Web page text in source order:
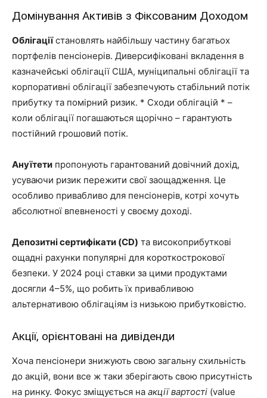
Домінування Активів з Фіксованим Доходом
Облігаціїстановлять найбільшу частину багатьох
портфелів пенсіонерів. Диверсифіковані вкладення в
казначейські облігації США, муніципальні облігації та
корпоративні облігації забезпечують стабільний потік
прибутку та помірний ризик. * Сходи облігацій * –
коли облігації погашаються щорічно – гарантують
постійний грошовий потік.
Ануїтети пропонують гарантований довічний дохід,
усуваючи ризик пережити свої заощадження. Це
особливо привабливо для пенсіонерів, котрі хочуть
абсолютної впевненості у своєму доході.
Депозитні сертифікати (CD) та високоприбуткові
ощадні рахунки популярні для короткострокової
безпеки. У 2024 році ставки за цими продуктами
досягли 4–5%, що робить їх привабливою
альтернативою облігаціям із низькою прибутковістю.
Акції, орієнтовані на дивіденди
Хоча пенсіонери знижують свою загальну схильність
до акцій, вони все ж таки зберігають свою присутність
на ринку. Фокус зміщується на акції вартості (value